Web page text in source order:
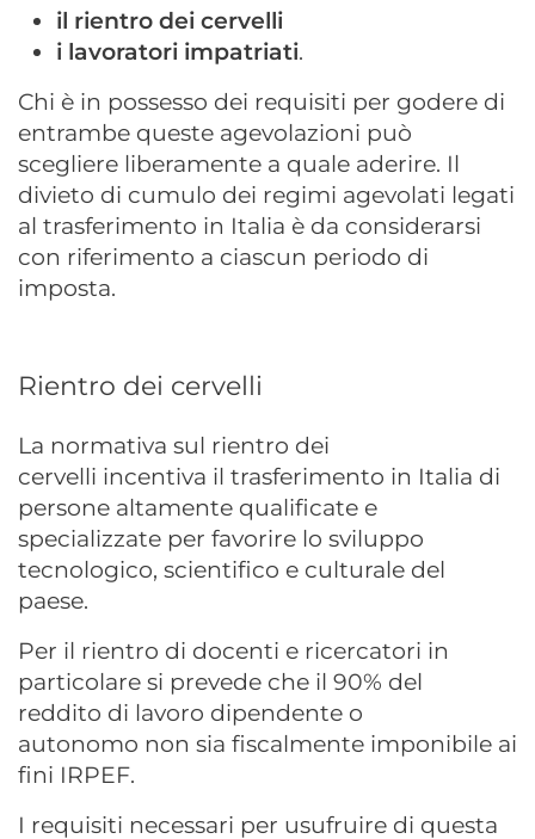
il rientro dei cervelli
i lavoratori impatriati.
Chi è in possesso dei requisiti per godere di
entrambe queste agevolazioni può
scegliere liberamente a quale aderire. Il
divieto di cumulo dei regimi agevolati legati
al trasferimento in Italia è da considerarsi
con riferimento a ciascun periodo di
imposta.
Rientro dei cervelli
La normativa sul rientro dei
cervelli incentiva il trasferimento in Italia di
persone altamente qualificate e
specializzate per favorire lo sviluppo
tecnologico, scientifico e culturale del
paese.
Per il rientro di docenti e ricercatori in
particolare si prevede che il 90% del
reddito di lavoro dipendente o
autonomo non sia fiscalmente imponibile ai
fini IRPEF.
I requisiti necessari per usufruire di questa